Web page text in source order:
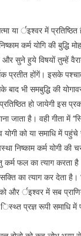
या र्इश्वर में
कर्म योगि की बुद्धि
सुने हुये विषयों तुम्हें
प्रतीत होंगें। इसके
भी समबुद्धि की
हो जायेगी इस
जाता है। वही गीता में
योगी को या समाधि में
निष्काम कर्म योगी
कर्म फल का त्याग करता
का त्याग कर देता है।
और र्इश्वर में सब
िस्थ्त प्रज्ञ रूपी समाधि में